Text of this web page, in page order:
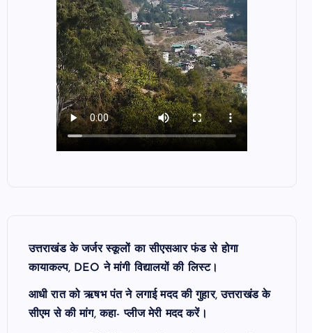
उत्तराखंड के जर्जर स्कूलों का सीएसआर फंड से होगा
कायाकल्प, DEO ने मांगी विद्यालयों की लिस्ट।
आधी रात को ऋषभ पंत ने लगाई मदद की गुहार, उत्तराखंड के
सीएम से की मांग, कहा- प्लीज मेरी मदद करें।